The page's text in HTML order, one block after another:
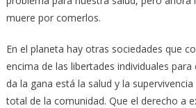
muere por comerlos.
En el planeta hay otras sociedades que
encima de las libertades individuales
da la gana está la salud y la
total de la comunidad. Que el derecho a